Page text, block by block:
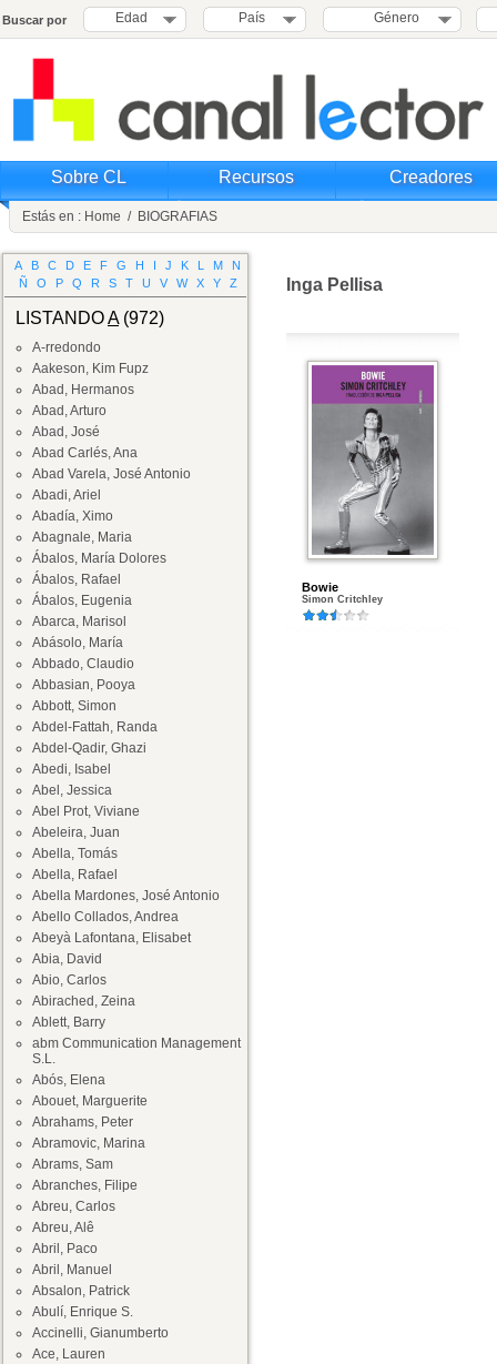
Buscar por Edad País Género
Sobre CL Recursos Creadores
Estás en : Home / BIOGRAFIAS
A B C D E F G H I J K L M
N
Ñ
O P Q R S T U V W X Y Z
LISTANDOA(972)
A-rredondo
Aakeson, Kim Fupz
Abad, Hermanos
Abad, Arturo
Abad, José
Abad Carlés, Ana
Abad Varela, José Antonio
Abadi, Ariel
Abadía, Ximo
Abagnale, Maria
Ábalos, María Dolores
Ábalos, Rafael
Ábalos, Eugenia
Abarca, Marisol
Abásolo, María
Abbado, Claudio
Abbasian, Pooya
Abbott, Simon
Abdel-Fattah, Randa
Abdel-Qadir, Ghazi
Abedi, Isabel
Abel, Jessica
Abel Prot, Viviane
Abeleira, Juan
Abella, Tomás
Abella, Rafael
Abella Mardones, José Antonio
Abello Collados, Andrea
Abeyà Lafontana, Elisabet
Abia, David
Abio, Carlos
Abirached, Zeina
Ablett, Barry
abm Communication Management
S.L.
Abós, Elena
Abouet, Marguerite
Abrahams, Peter
Abramovic, Marina
Abrams, Sam
Abranches, Filipe
Abreu, Carlos
Abreu, Alê
Abril, Paco
Abril, Manuel
Absalon, Patrick
Abulí, Enrique S.
Accinelli, Gianumberto
Ace, Lauren
Inga Pellisa
Bowie
Simon Critchley